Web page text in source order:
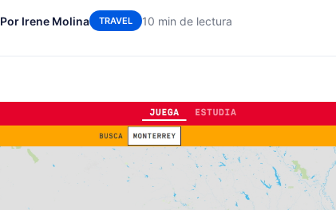
Por Irene Molina TRAVEL 10 min de lectura